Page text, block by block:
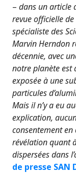
– dans un article
revue officielle de
spécialiste des
Marvin Herndon
décennie, avec
notre planète est
exposée à une
particules
Mais il n’y a eu
explication,
consentement en
révélation quant
dispersées dans
de presse SAN